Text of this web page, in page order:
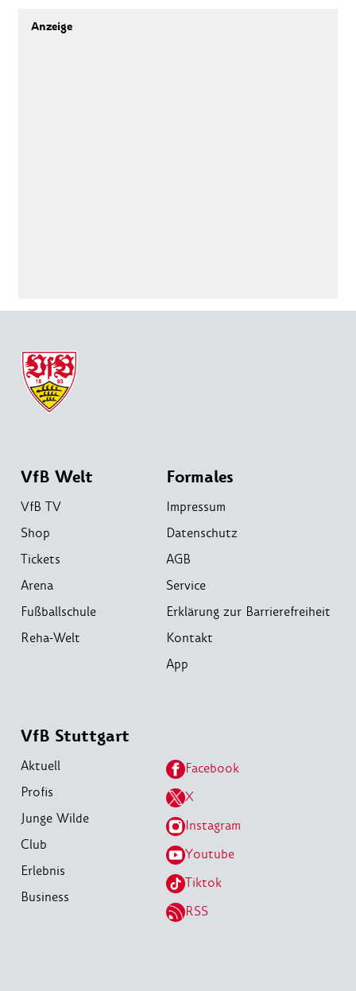
VfB Welt
VfB TV
Shop
Tickets
Arena
Fußballschule
Reha-Welt
Formales
Impressum
Datenschutz
AGB
Service
Erklärung zur Barrierefreiheit
Kontakt
App
VfB Stuttgart
Aktuell
Profis
Junge Wilde
Club
Erlebnis
Business
Facebook
X
Instagram
Youtube
Tiktok
RSS